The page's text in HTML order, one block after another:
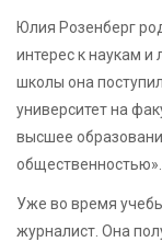
Юлия Розенберг
интерес к наукам и
школы она
университет на
высшее
общественностью».
Уже во время
журналист. Она